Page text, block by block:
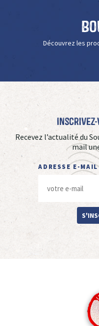
Découvrez les
Recevez l’actualité du
mail
ADRESSE E-MAIL